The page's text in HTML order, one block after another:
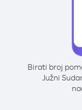
Birati broj
Južni